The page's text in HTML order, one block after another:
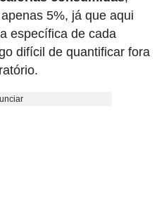
5%, já que aqui
específica de cada
difícil de quantificar fora